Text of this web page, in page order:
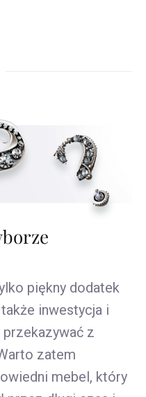
piękny dodatek
inwestycja i
z
zatem
mebel, który